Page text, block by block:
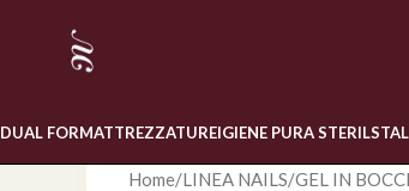
DUAL FORMATTREZZATUREIGIENE PURA STERIL
Home/LINEA NAILS/GEL IN